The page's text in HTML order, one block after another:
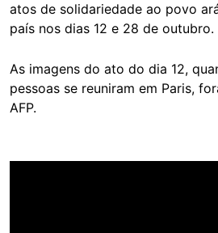
atos de solidariedade ao povo
país nos dias 12 e 28 de outubro.
As imagens do ato do dia 12,
pessoas se reuniram em Paris,
AFP.